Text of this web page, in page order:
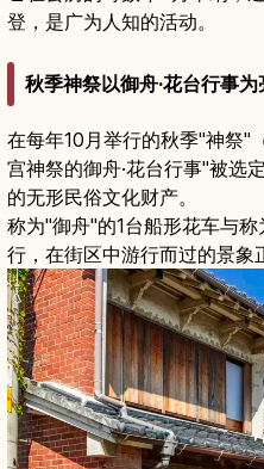
登，是广为人知的活动。
秋季神祭以御舟·花台行事为
在每年10月举行的秋季"神祭"
宫神祭的御舟·花台行事"被选
的无形民俗文化财产。
称为"御舟"的1台船形花车与
行，在街区中游行而过的景象